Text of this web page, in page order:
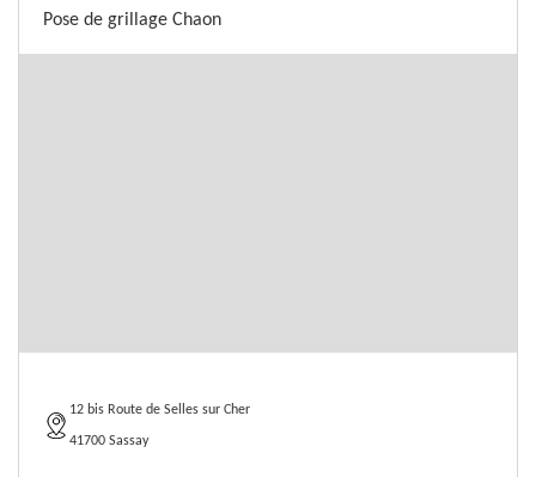
Pose de grillage Chaon
12 bis Route de Selles sur Cher
41700 Sassay